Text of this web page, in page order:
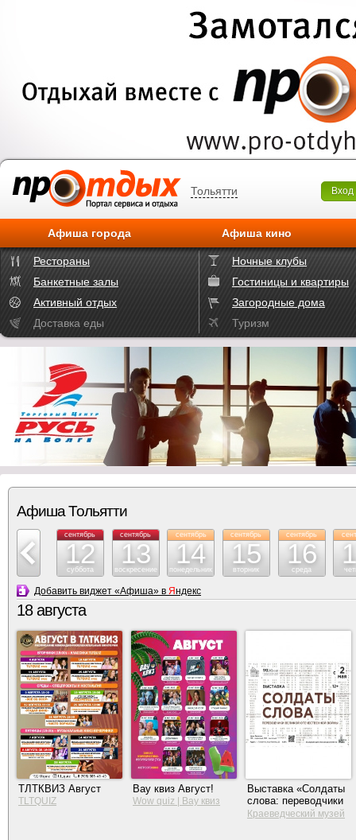
Тольятти Вход
Афиша города Афиша кино
Рестораны
Ночные клубы
Банкетные залы
Гостиницы и квартиры
Активный отдых
Загородные дома
Доставка еды
Туризм
Афиша Тольятти
11
сентябрь
12
суббота
сентябрь
13
воскресение
сентябрь
14
понедельник
сентябрь
15
вторник
сентябрь
16
среда
Добавить виджет «Афиша» в Яндекс
18 августа
ТЛТКВИЗ Август
TLTQUIZ
Вау квиз Август!
Wow quiz | Вау квиз
Выставка «Солдаты
слова: переводчики
Великой
Краеведческий музей